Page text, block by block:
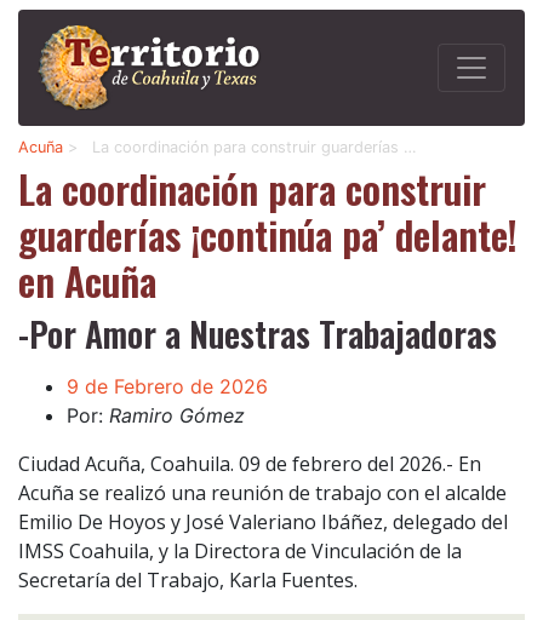
Acuña > La coordinación para construir guarderías …
La coordinación para construir
guarderías ¡continúa pa’ delante!
en Acuña
-Por Amor a Nuestras Trabajadoras
9 de Febrero de 2026
Por: Ramiro Gómez
Ciudad Acuña, Coahuila. 09 de febrero del 2026.- En
Acuña se realizó una reunión de trabajo con el alcalde
Emilio De Hoyos y José Valeriano Ibáñez, delegado del
IMSS Coahuila, y la Directora de Vinculación de la
Secretaría del Trabajo, Karla Fuentes.